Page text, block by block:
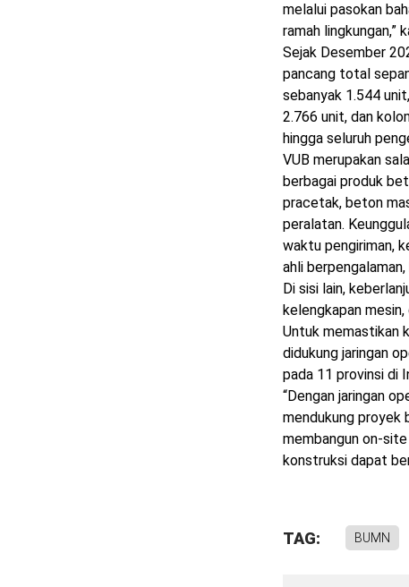
melalui pasokan
ramah
Sejak Desember
pancang total
sebanyak 1.544
2.766 unit, dan
hingga seluruh
VUB merupakan
berbagai produk
pracetak, beton
peralatan.
waktu pengiriman,
ahli
Di sisi lain,
kelengkapan
Untuk memastikan
didukung jaringan
pada 11 provinsi di
“Dengan jaringan
mendukung proyek
membangun on-
konstruksi dapat
TAG: BUMN